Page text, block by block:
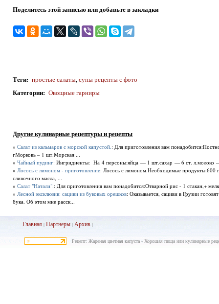
Поделитесь этой записью или добавьте в закладки
Теги: простые салаты,супы рецепты с фото
Категории: Овощные гарниры
Другие кулинарные рецептуры и рецепты
»Салат из кальмаров с морской капустой. : Для приготовления вам
гМорковь – 1 шт.Морская ...
»Чайный пудинг: Ингридиенты: На 4 персоны:яйца — 1 шт.сахар — 6 ст. л.молоко —
»Лосось с лимоном - приготовление: Лосось с лимоном.Необходимые продукты:600
сливочного масла, ...
»Салат "Натали". : Для приготовления вам понадобится:Отварной рис - 1 стакан,+
»Лесной эксклюзив: сациви из буковых орешков: Оказывается, сациви в Грузии
бука. Об этом мне расск...
Главная |Партнеры |Архив |
Рецепт: Жареная цветная капуста - Хорошая пища или кулинарные